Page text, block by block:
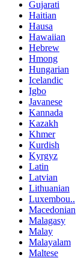
Gujarati
Haitian
Hausa
Hawaiian
Hebrew
Hmong
Hungarian
Icelandic
Igbo
Javanese
Kannada
Kazakh
Khmer
Kurdish
Kyrgyz
Latin
Latvian
Lithuanian
Luxembou..
Macedonian
Malagasy
Malay
Malayalam
Maltese